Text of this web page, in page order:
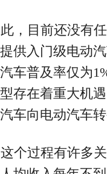
，目前还没有
供入门级电动
车普及率仅为
存在着重大机
车向电动汽车转
个过程有许多